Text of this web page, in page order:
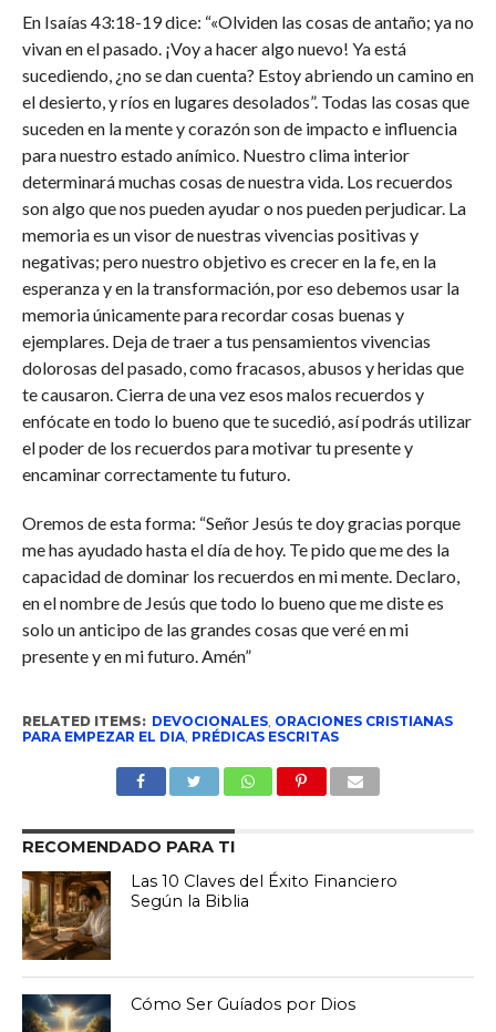
En Isaías 43:18-19 dice: “«Olviden las cosas de antaño; ya no
vivan en el pasado. ¡Voy a hacer algo nuevo! Ya está
sucediendo, ¿no se dan cuenta? Estoy abriendo un camino en
el desierto, y ríos en lugares desolados”. Todas las cosas que
suceden en la mente y corazón son de impacto e influencia
para nuestro estado anímico. Nuestro clima interior
determinará muchas cosas de nuestra vida. Los recuerdos
son algo que nos pueden ayudar o nos pueden perjudicar. La
memoria es un visor de nuestras vivencias positivas y
negativas; pero nuestro objetivo es crecer en la fe, en la
esperanza y en la transformación, por eso debemos usar la
memoria únicamente para recordar cosas buenas y
ejemplares. Deja de traer a tus pensamientos vivencias
dolorosas del pasado, como fracasos, abusos y heridas que
te causaron. Cierra de una vez esos malos recuerdos y
enfócate en todo lo bueno que te sucedió, así podrás utilizar
el poder de los recuerdos para motivar tu presente y
encaminar correctamente tu futuro.
Oremos de esta forma: “Señor Jesús te doy gracias porque
me has ayudado hasta el día de hoy. Te pido que me des la
capacidad de dominar los recuerdos en mi mente. Declaro,
en el nombre de Jesús que todo lo bueno que me diste es
solo un anticipo de las grandes cosas que veré en mi
presente y en mi futuro. Amén”
RELATED ITEMS: DEVOCIONALES, ORACIONES CRISTIANAS
PARA EMPEZAR EL DIA, PRÉDICAS ESCRITAS
RECOMENDADO PARA TI
Las 10 Claves del Éxito Financiero
Según la Biblia
Cómo Ser Guíados por Dios